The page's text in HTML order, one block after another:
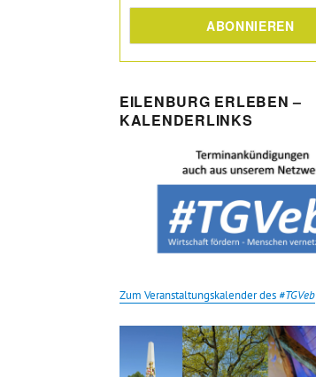
EILENBURG ERLEBEN –
KALENDERLINKS
Zum Veranstaltungskalender des #TGVeb